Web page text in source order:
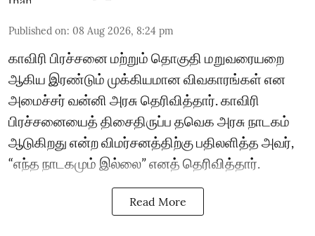
Published on: 08 Aug 2026, 8:24 pm
காவிரி பிரச்சனை மற்றும் தொகுதி மறுவரையறை
ஆகிய இரண்டும் முக்கியமான விவகாரங்கள் என
அமைச்சர் வன்னி அரசு தெரிவித்தார். காவிரி
பிரச்சனையைத் திசைதிருப்ப தவெக அரசு நாடகம்
ஆடுகிறது என்ற விமர்சனத்திற்கு பதிலளித்த அவர்,
“எந்த நாடகமும் இல்லை” எனத் தெரிவித்தார்.
Read More